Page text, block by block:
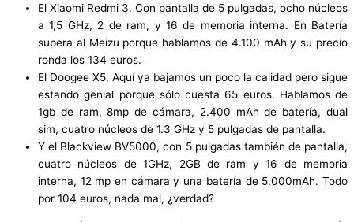
El Xiaomi Redmi 3. Con pantalla de 5 pulgadas, ocho núcleos
a 1,5 GHz, 2 de ram, y 16 de memoria interna. En Batería
supera al Meizu porque hablamos de 4.100 mAh y su precio
ronda los 134 euros.
El Doogee X5. Aquí ya bajamos un poco la calidad pero sigue
estando genial porque sólo cuesta 65 euros. Hablamos de
1gb de ram, 8mp de cámara, 2.400 mAh de batería, dual
sim, cuatro núcleos de 1.3 GHz y 5 pulgadas de pantalla.
Y el Blackview BV5000, con 5 pulgadas también de pantalla,
cuatro núcleos de 1GHz, 2GB de ram y 16 de memoria
interna, 12 mp en cámara y una batería de 5.000mAh. Todo
por 104 euros, nada mal, ¿verdad?